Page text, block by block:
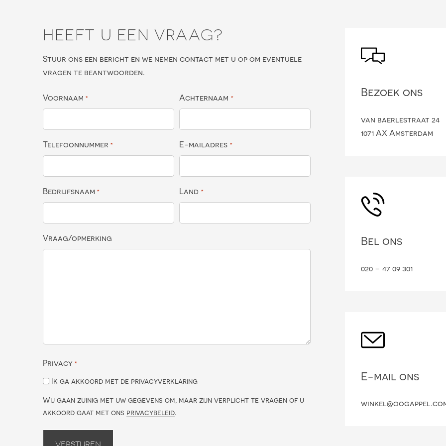
HEEFT U EEN VRAAG?
Stuur ons een bericht en we nemen contact met u op om eventuele
vragen te beantwoorden.
Voornaam * Achternaam *
Telefoonnummer * E-mailadres *
Bedrijfsnaam * Land *
Vraag/opmerking
Privacy *
Ik ga akkoord met de privacyverklaring
Wij gaan zuinig met uw gegevens om, maar zijn verplicht te vragen of u
akkoord gaat met ons privacybeleid.
Bezoek ons
van baerlestraat 24
1071 AX Amsterdam
Bel ons
020 – 47 09 301
E-mail ons